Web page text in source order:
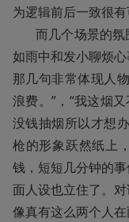
为逻辑前后一致很有
       而几个场景的氛围描述与情节照应也非常地有味道，例
如雨中和发小聊烦
那几句非常体现人
浪费。”，“我这烟
没钱抽烟所以才想
枪的形象跃然纸上
钱，短短几分钟的
面人设也立住了。
像真有这么两个人